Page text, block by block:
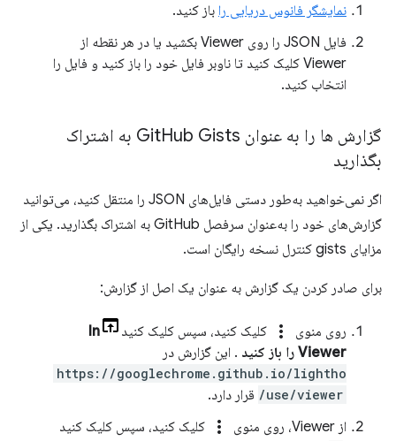
نمایشگر فانوس دریایی را باز کنید.
فایل JSON را روی Viewer بکشید یا در هر نقطه از
Viewer کلیک کنید تا ناوبر فایل خود را باز کنید و فایل را
انتخاب کنید.
گزارش ها را به عنوان Git
Hub Gists به اشتراک
بگذارید
اگر نمی‌خواهید به‌طور دستی فایل‌های JSON را منتقل کنید، می‌توانید
گزارش‌های خود را به‌عنوان سرفصل GitHub به اشتراک بگذارید. یکی از
مزایای gists کنترل نسخه رایگان است.
برای صادر کردن یک گزارش به عنوان یک اصل از گزارش:
روی منوی more_vert کلیک کنید، سپس کلیک کنید
In
Viewer را باز کنید
. این گزارش در
https://googlechrome.github.io/lightho
use/viewer/
قرار دارد.
از Viewer، روی منوی
more_vert
کلیک کنید، سپس کلیک کنید